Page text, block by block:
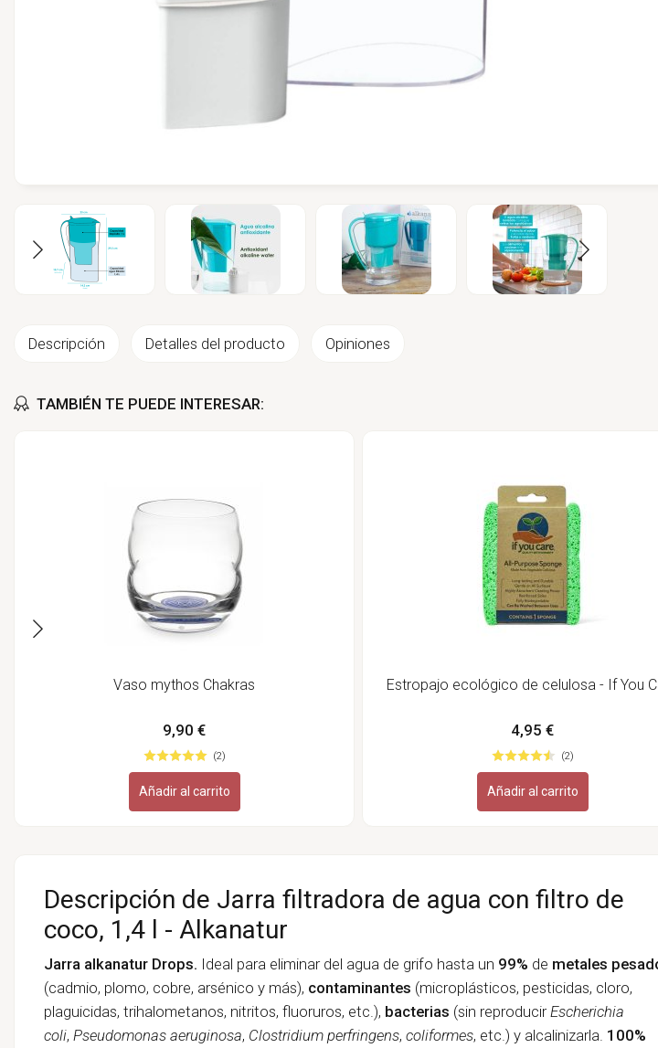
Descripción Detalles del producto Opiniones
TAMBIÉN TE PUEDE INTERESAR:
Vaso mythos Chakras
9,90 €
(2)
Añadir al carrito
Estropajo ecológico de celulosa - If You
4,95 €
(2)
Añadir al carrito
Descripción de Jarra filtradora de agua con filtro de
coco, 1,4 l - Alkanatur
Jarra alkanatur Drops. Ideal para eliminar del agua de grifo hasta un 99% de metales
(cadmio, plomo, cobre, arsénico y más), contaminantes (microplásticos, pesticidas, cloro,
plaguicidas, trihalometanos, nitritos, fluoruros, etc.), bacterias (sin reproducirEscherichia
coli, Pseudomonas aeruginosa, Clostridium perfringens, coliformes, etc.) y alcalinizarla. 100%